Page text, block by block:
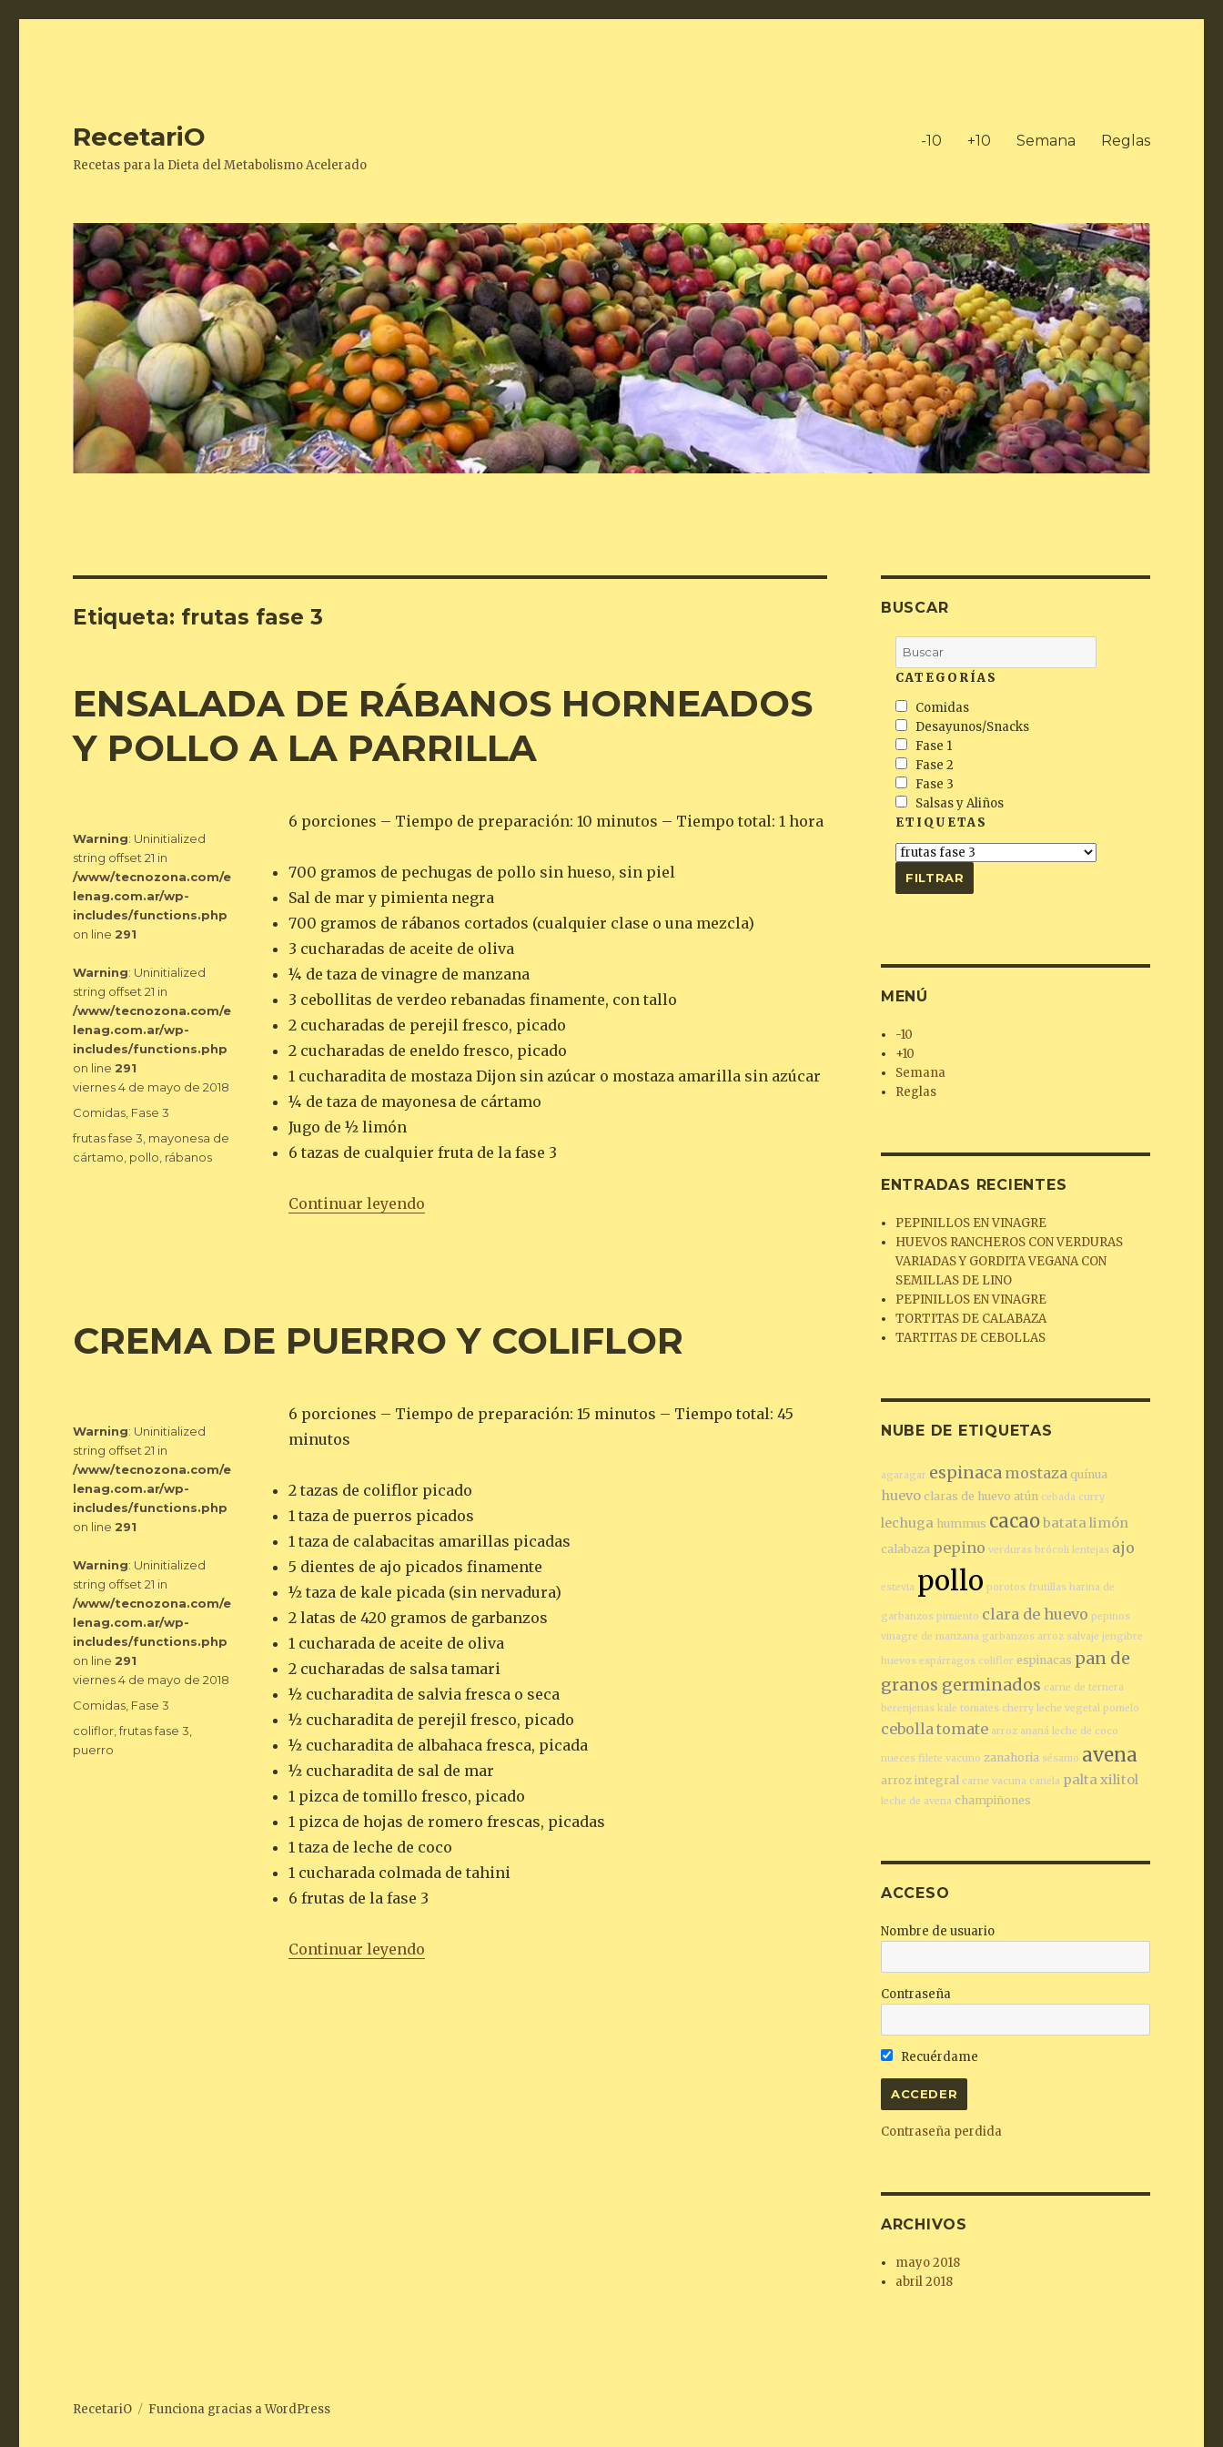
RecetariO
Recetas para la Dieta del Metabolismo Acelerado
-10 +10 Semana Reglas
Etiqueta: frutas fase 3
ENSALADA DE RÁBANOS HORNEADOS
Y POLLO A LA PARRILLA
6 porciones – Tiempo de preparación: 10 minutos – Tiempo total: 1 hora
700 gramos de pechugas de pollo sin hueso, sin piel
Sal de mar y pimienta negra
700 gramos de rábanos cortados (cualquier clase o una mezcla)
3 cucharadas de aceite de oliva
¼ de taza de vinagre de manzana
3 cebollitas de verdeo rebanadas finamente, con tallo
2 cucharadas de perejil fresco, picado
2 cucharadas de eneldo fresco, picado
1 cucharadita de mostaza Dijon sin azúcar o mostaza amarilla sin azúcar
¼ de taza de mayonesa de cártamo
Jugo de ½ limón
6 tazas de cualquier fruta de la fase 3
Continuar leyendo«ENSALADA DE RÁBANOS HORNEADOS Y POLLO A LA PARRILLA»
Warning: Uninitialized
string offset 21 in
/www/tecnozona.com/e
lenag.com.ar/wp-
includes/functions.php
on line 291
Warning: Uninitialized
string offset 21 in
/www/tecnozona.com/e
lenag.com.ar/wp-
includes/functions.php
on line 291
Publicado
viernes 4 de mayo de 2018
Categorías
Comidas Fase 3
Etiquetas
frutas fase 3 mayonesa de
cártamo pollo rábanos
CREMA DE PUERRO Y COLIFLOR
6 porciones – Tiempo de preparación: 15 minutos – Tiempo total: 45
minutos
2 tazas de coliflor picado
1 taza de puerros picados
1 taza de calabacitas amarillas picadas
5 dientes de ajo picados finamente
½ taza de kale picada (sin nervadura)
2 latas de 420 gramos de garbanzos
1 cucharada de aceite de oliva
2 cucharadas de salsa tamari
½ cucharadita de salvia fresca o seca
½ cucharadita de perejil fresco, picado
½ cucharadita de albahaca fresca, picada
½ cucharadita de sal de mar
1 pizca de tomillo fresco, picado
1 pizca de hojas de romero frescas, picadas
1 taza de leche de coco
1 cucharada colmada de tahini
6 frutas de la fase 3
Continuar leyendo«CREMA DE PUERRO Y COLIFLOR»
Warning: Uninitialized
string offset 21 in
/www/tecnozona.com/e
lenag.com.ar/wp-
includes/functions.php
on line 291
Warning: Uninitialized
string offset 21 in
/www/tecnozona.com/e
lenag.com.ar/wp-
includes/functions.php
on line 291
Publicado
viernes 4 de mayo de 2018
Categorías
Comidas Fase 3
Etiquetas
coliflor ,frutas fase 3
puerro
BUSCAR
CATEGORÍAS
Comidas
Desayunos/Snacks
Fase 1
Fase 2
Fase 3
Salsas y Aliños
ETIQUETAS
MENÚ
-10
+10
Semana
Reglas
ENTRADAS RECIENTES
PEPINILLOS EN VINAGRE
HUEVOS RANCHEROS CON VERDURAS
VARIADAS Y GORDITA VEGANA CON
SEMILLAS DE LINO
PEPINILLOS EN VINAGRE
TORTITAS DE CALABAZA
TARTITAS DE CEBOLLAS
NUBE DE ETIQUETAS
agaragar espinaca mostaza quínua
huevo claras de huevo atún cebada curry
lechuga hummus cacaobatatalimón
calabaza pepino verduras brócoli lentejas ajo
estevia pollo porotos frutillas harina de
garbanzos pimiento clara de huevo pepinos
vinagre de manzana garbanzos arroz salvaje jengibre
huevos espárragos coliflor espinacas pan de
granos germinados carne de ternera
berenjenas kale tomates cherry leche vegetal pomelo
cebolla tomate arroz ananá leche de coco
nueces filete vacuno zanahoria sésamo avena
arroz integral carne vacuna canela paltaxilitol
leche de avena champiñones
ACCESO
Nombre de usuario
Contraseña
Recuérdame
Contraseña perdida
ARCHIVOS
mayo 2018
abril 2018
RecetariO Funciona gracias a WordPress